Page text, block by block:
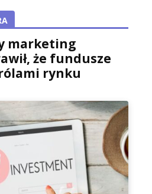
marketing
że fundusze
rynku